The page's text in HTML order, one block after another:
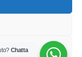
Raggiungere
Chatta